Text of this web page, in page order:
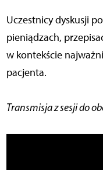
Uczestnicy dyskusji
pieniądzach,
w kontekście
pacjenta.
Transmisja z sesji do